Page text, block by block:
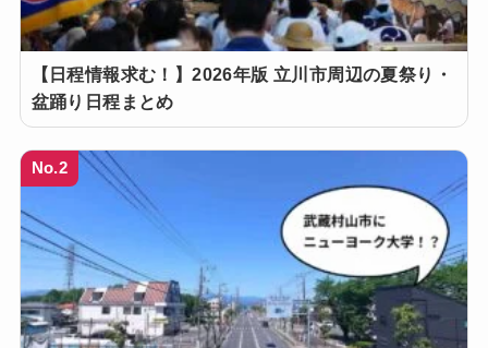
【日程情報求む！】2026年版 立川市周辺の夏祭り・
盆踊り日程まとめ
No.2